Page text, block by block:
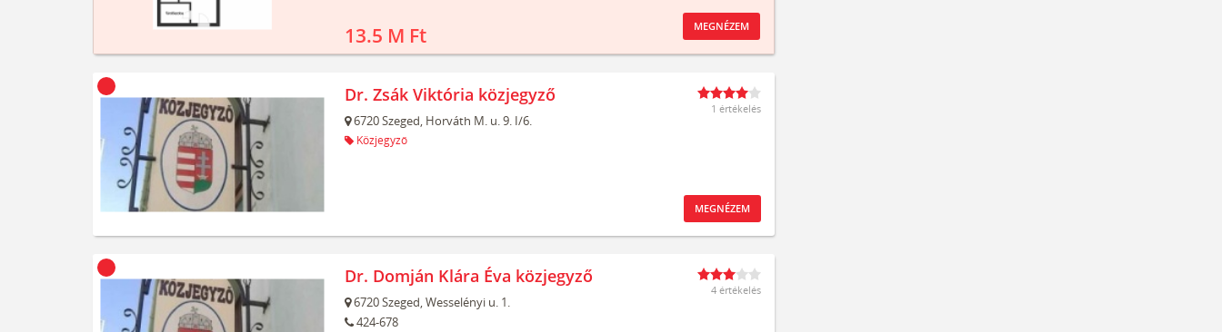
13.5 M Ft MEGNÉZEM
Dr. Zsák Viktória közjegyző
6720Szeged, Horváth M. u. 9. I/6.
Közjegyző
1 értékelés
MEGNÉZEM
Dr. Domján Klára Éva közjegyző
6720Szeged,Wesselényi u. 1.
424-678
4 értékelés